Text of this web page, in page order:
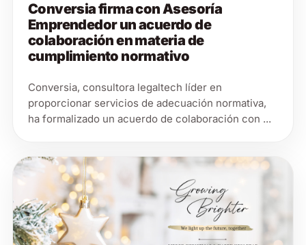
Conversia firma con Asesoría
Emprendedor un acuerdo de
colaboración en materia de
cumplimiento normativo
Conversia, consultora legaltech líder en
proporcionar servicios de adecuación normativa,
ha formalizado un acuerdo de colaboración con ...